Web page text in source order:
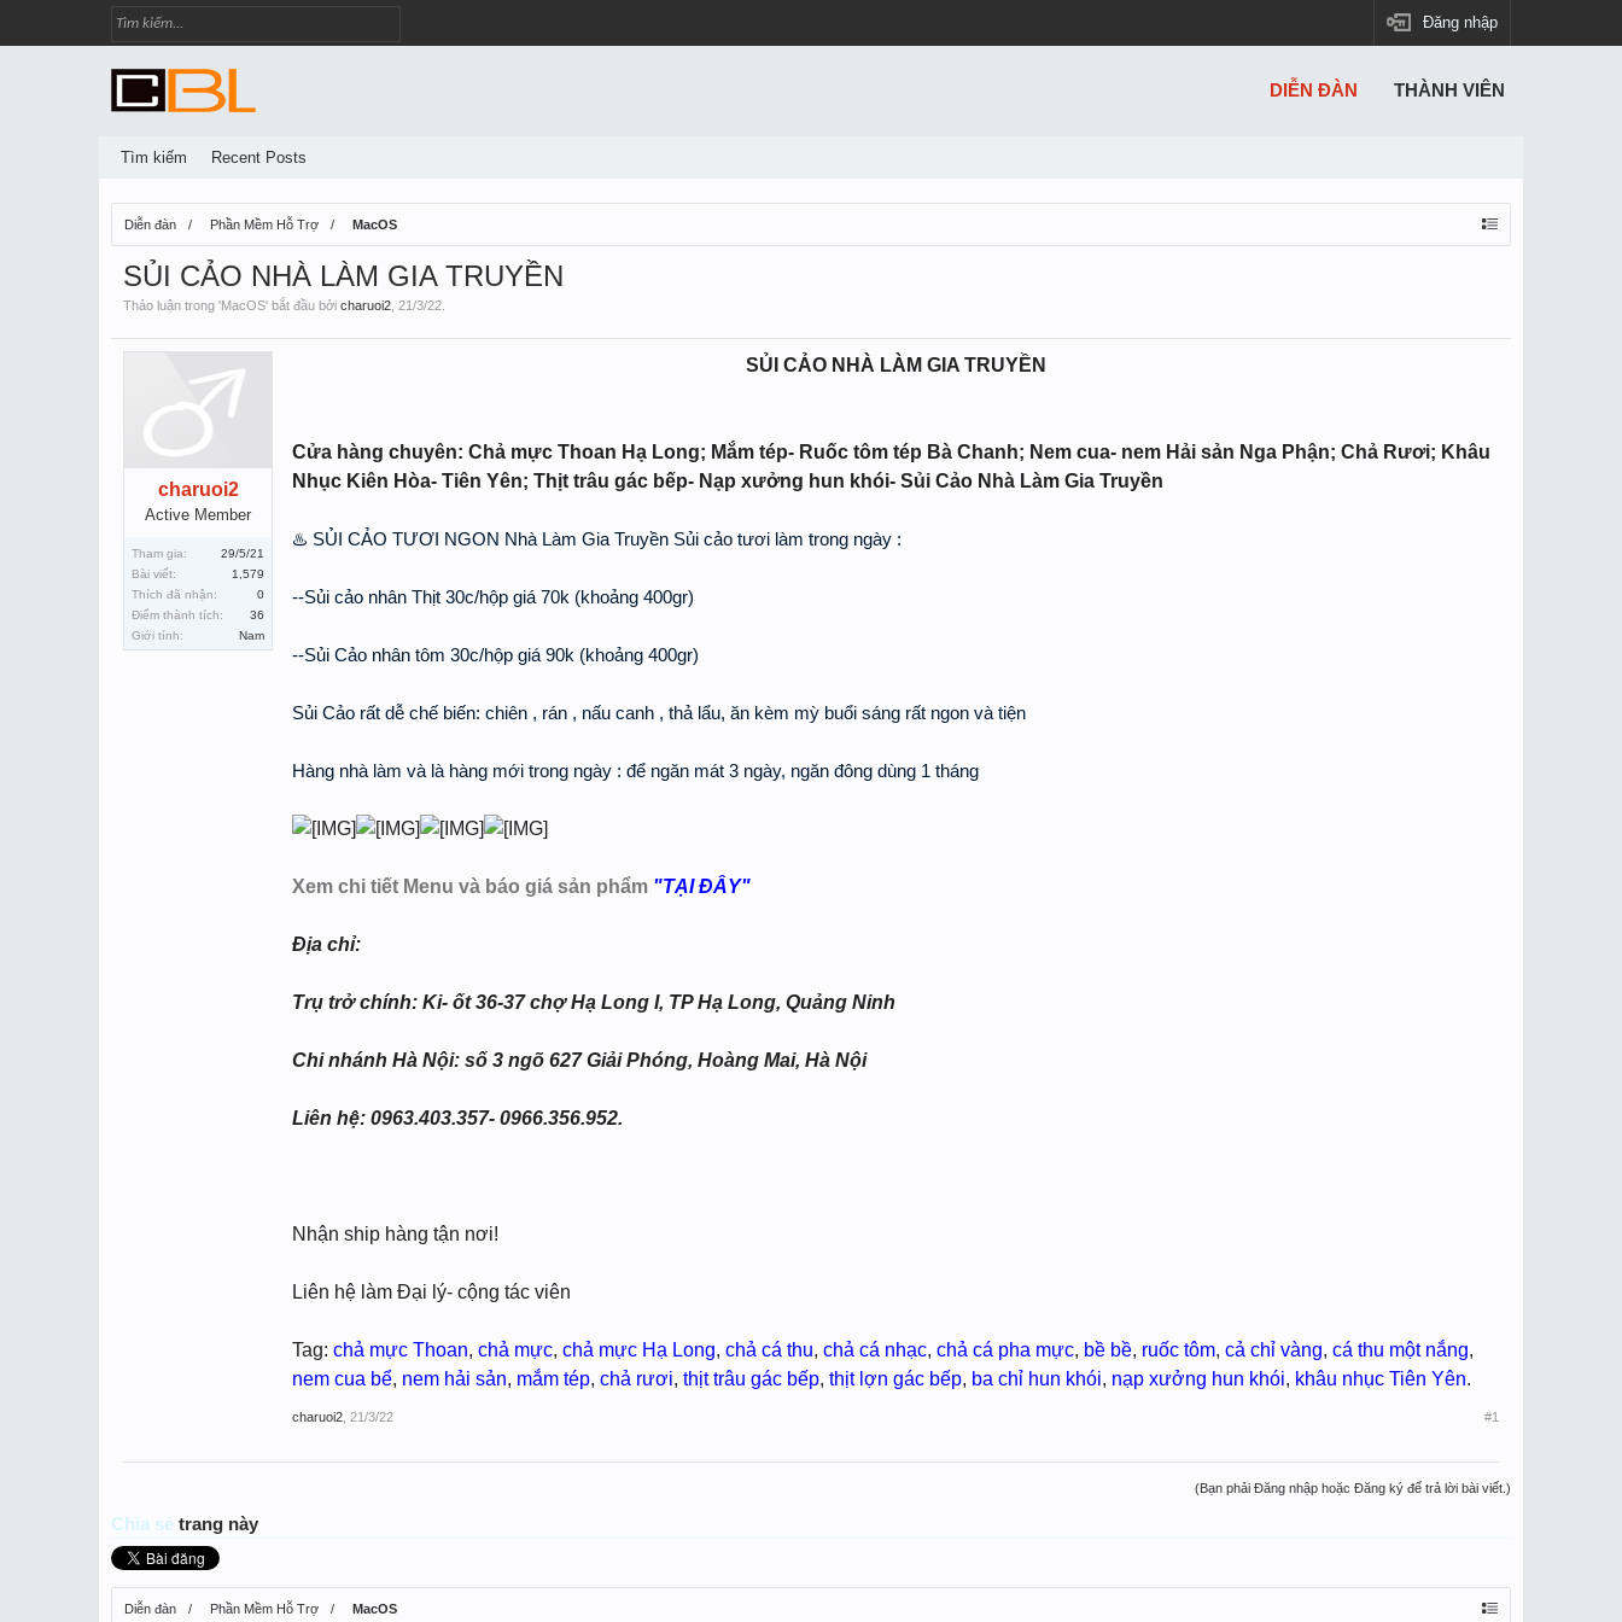
Đăng nhập
Diễn đàn Phần Mềm Hỗ Trợ MacOS
SỦI CẢO NHÀ LÀM GIA TRUYỀN
Thảo luận trong 'MacOS' bắt đầu bởi charuoi2 21/3/22
charuoi2
Active Member
Tham gia:
29/5/21
Bài viết:
1,579
Thích đã nhận:
0
Điểm thành tích:
36
Giới tính:
Nam
SỦI CẢO NHÀ LÀM GIA TRUYỀN
Cửa hàng chuyên: Chả mực Thoan Hạ Long; Mắm tép- Ruốc tôm tép Bà Chanh; Nem cua- nem Hải sản Nga Phận; Chả Rươi; Khâu
Nhục Kiên Hòa- Tiên Yên; Thịt trâu gác bếp- Nạp xưởng hun khói- Sủi Cảo Nhà Làm Gia Truyền
♨️ SỦI CẢO TƯƠI NGON Nhà Làm Gia Truyền Sủi cảo tươi làm trong ngày :
--Sủi cảo nhân Thịt 30c/hộp giá 70k (khoảng 400gr)
--Sủi Cảo nhân tôm 30c/hộp giá 90k (khoảng 400gr)
Sủi Cảo rất dễ chế biến: chiên , rán , nấu canh , thả lẩu, ăn kèm mỳ buổi sáng rất ngon và tiện
Hàng nhà làm và là hàng mới trong ngày : để ngăn mát 3 ngày, ngăn đông dùng 1 tháng
Xem chi tiết Menu và báo giá sản phẩm "TẠI ĐÂY"
Địa chỉ:
Trụ trở chính: Ki- ốt 36-37 chợ Hạ Long I, TP Hạ Long, Quảng Ninh
Chi nhánh Hà Nội: số 3 ngõ 627 Giải Phóng, Hoàng Mai, Hà Nội
Liên hệ: 0963.403.357- 0966.356.952.
Nhận ship hàng tận nơi!
Liên hệ làm Đại lý- cộng tác viên
Tag: chả mực Thoan, chả mực, chả mực Hạ Long, chả cá thu, chả cá nhạc, chả cá pha mực, bề bề, ruốc tôm, cả chỉ vàng, cá thu một nắng,
nem cua bể, nem hải sản, mắm tép, chả rươi, thịt trâu gác bếp, thịt lợn gác bếp, ba chỉ hun khói, nạp xưởng hun khói, khâu nhục Tiên Yên.
charuoi2 21/3/22 #1
(Bạn phải Đăng nhập hoặc Đăng ký để trả lời bài viết.)
Chia sẻ trang này
Diễn đàn Phần Mềm Hỗ Trợ MacOS
DIỄN ĐÀN
Tìm kiếm Recent Posts
THÀNH VIÊN